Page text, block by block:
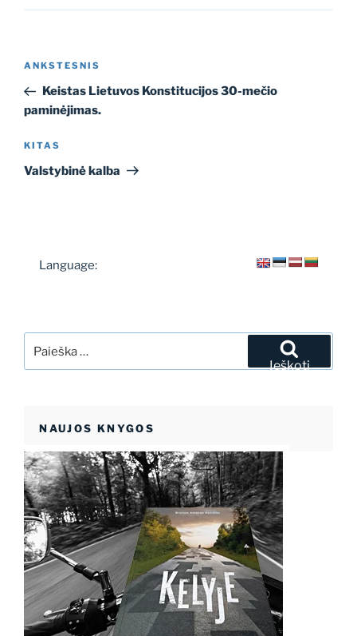
Navigacija
įrašų
Ankstesnis
įrašas
ANKSTESNIS
Keistas Lietuvos Konstitucijos 30-mečio
paminėjimas.
Kitas
įrašas
KITAS
Valstybinė kalba
Language:
Ieškoti
NAUJOS KNYGOS